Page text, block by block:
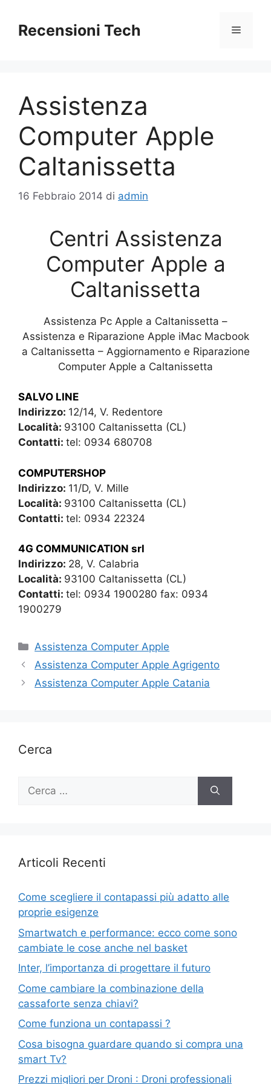
contenuto
Recensioni Tech Menu
Assistenza
Computer Apple
Caltanissetta
16 Febbraio 2014 di admin
Centri Assistenza
Computer Apple a
Caltanissetta
Assistenza Pc Apple a Caltanissetta –
Assistenza e Riparazione Apple iMac Macbook
a Caltanissetta – Aggiornamento e Riparazione
Computer Apple a Caltanissetta
SALVO LINE
Indirizzo: 12/14, V. Redentore
Località: 93100 Caltanissetta (CL)
Contatti: tel: 0934 680708
COMPUTERSHOP
Indirizzo: 11/D, V. Mille
Località: 93100 Caltanissetta (CL)
Contatti: tel: 0934 22324
4G COMMUNICATION srl
Indirizzo: 28, V. Calabria
Località: 93100 Caltanissetta (CL)
Contatti: tel: 0934 1900280 fax: 0934
1900279
Categorie
Assistenza Computer Apple
Assistenza Computer Apple Agrigento
Assistenza Computer Apple Catania
Cerca
Ricerca
Articoli Recenti
Come scegliere il contapassi più adatto alle
proprie esigenze
Smartwatch e performance: ecco come sono
cambiate le cose anche nel basket
Inter, l’importanza di progettare il futuro
Come cambiare la combinazione della
cassaforte senza chiavi?
Come funziona un contapassi ?
Cosa bisogna guardare quando si compra una
smart Tv?
Prezzi migliori per Droni : Droni professionali